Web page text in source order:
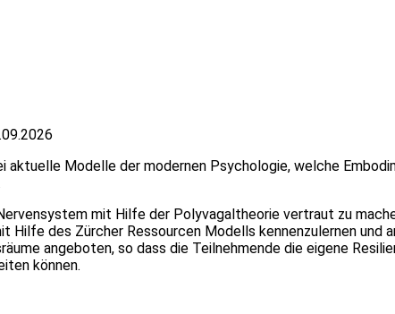
aktuelle Modelle der modernen Psychologie, welche
mit Hilfe der Polyvagaltheorie vertraut zu
des Zürcher Ressourcen Modells kennenzulernen und
angeboten, so dass die Teilnehmende die eigene
können.